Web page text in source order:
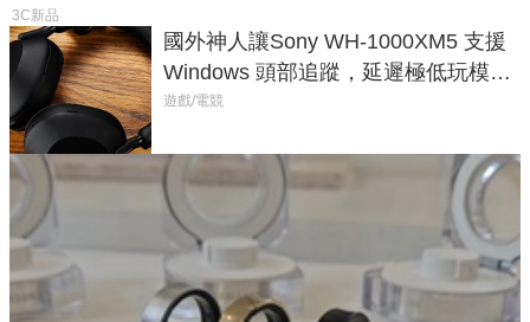
3C新品
國外神人讓Sony WH-1000XM5 支援
Windows 頭部追蹤，延遲極低玩模擬
飛行超有感
遊戲/電競